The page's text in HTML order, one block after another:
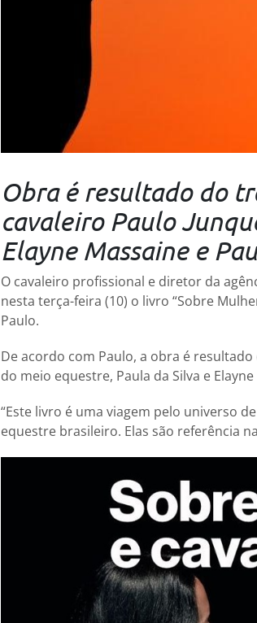
Obra é resultado do
cavaleiro Paulo
Elayne Massaine e
O cavaleiro profissional e diretor da
nesta terça-feira (10) o livro “Sobre
Paulo.
De acordo com Paulo, a obra é
do meio equestre, Paula da Silva e
“Este livro é uma viagem pelo universo
equestre brasileiro. Elas são referência